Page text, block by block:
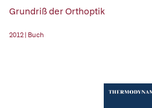
Grundriß der Orthoptik
2012 | Buch